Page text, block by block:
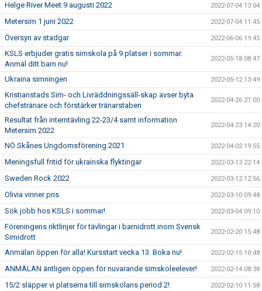
Helge River Meet 9 augusti 2022 2022-07-04 13:04
Metersim 1 juni 2022 2022-07-04 11:45
Översyn av stadgar 2022-06-06 19:45
KSLS erbjuder gratis simskola på 9 platser i sommar.
Anmäl ditt barn nu!
2022-05-18 08:47
Ukraina simningen 2022-05-12 13:49
Kristianstads Sim- och Livräddningssäll-skap avser byta
chefstränare och förstärker tränarstaben
2022-04-26 21:00
Resultat från interntävling 22-23/4 samt information
Metersim 2022
2022-04-23 14:20
NÖ Skånes Ungdomsförening 2021 2022-04-02 19:55
Meningsfull fritid för ukrainska flyktingar 2022-03-13 22:14
Sweden Rock 2022 2022-03-12 12:56
Olivia vinner pris 2022-03-10 09:48
Sök jobb hos KSLS i sommar! 2022-03-04 09:10
Föreningens riktlinjer för tävlingar i barnidrott inom Svensk
Simidrott
2022-02-20 15:48
Anmälan öppen för alla! Kursstart vecka 13. Boka nu! 2022-02-15 10:48
ANMÄLAN äntligen öppen för nuvarande simskoleelever! 2022-02-14 08:38
15/2 släpper vi platserna till simskolans period 2! 2022-02-10 11:58